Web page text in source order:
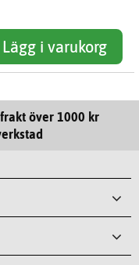
Lägg i varukorg
över 1000 kr